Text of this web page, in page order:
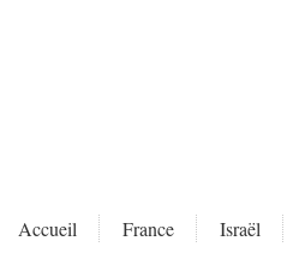
Accueil France Israël